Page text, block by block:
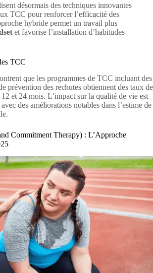
désormais des techniques innovantes
TCC pour renforcer l’efficacité des
hybride permet un travail plus
et favorise l’installation d’habitudes
TCC
que les programmes de TCC incluant des
prévention des rechutes obtiennent des taux de
et 24 mois. L’impact sur la qualité de vie est
des améliorations notables dans l’estime de
Commitment Therapy) : L’Approche